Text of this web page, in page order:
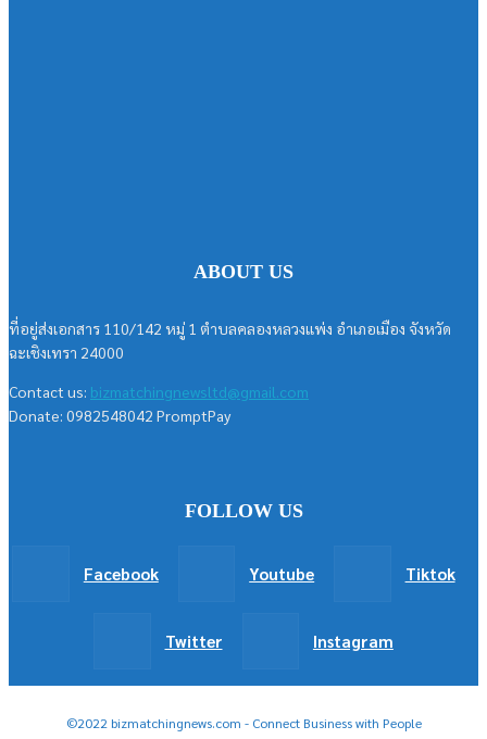
ABOUT US
ที่อยู่ส่งเอกสาร 110/142 หมู่ 1 ตำบลคลองหลวงแพ่ง อำเภอเมือง จังหวัด
ฉะเชิงเทรา 24000
Contact us: bizmatchingnewsltd@gmail.com
Donate: 0982548042 PromptPay
FOLLOW US
Facebook Youtube Tiktok
Twitter Instagram
©2022 bizmatchingnews.com - Connect Business with People